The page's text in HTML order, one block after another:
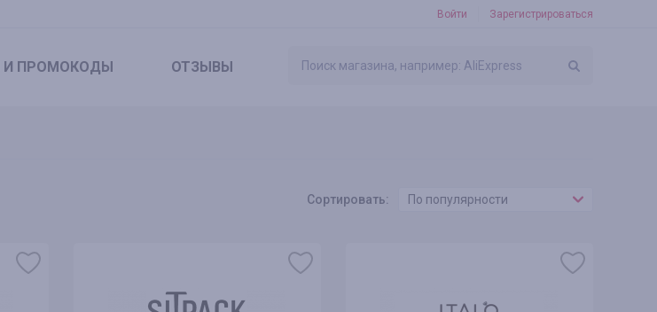
Войти Зарегистрироваться
И ПРОМОКОДЫ ОТЗЫВЫ
Сортировать: По популярности